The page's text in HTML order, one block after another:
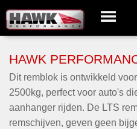
HAWK
Dit remblok is ontwikkeld
2500kg, perfect voor auto's
aanhanger rijden. De LTS
remschijven, geven geen